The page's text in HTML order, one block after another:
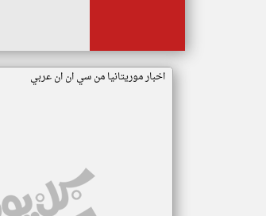
اخبار موريتانيا من سي ان ان عربي